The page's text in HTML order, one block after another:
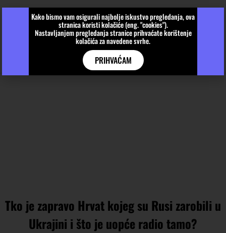
Tko je zapravo Hrvat kojeg su Rusi zarobili u
Ukrajini i što je uopće radio tamo?
Kako bismo vam osigurali najbolje iskustvo pregledanja, ova
stranica koristi kolačiće (eng. "cookies").
Nastavljanjem pregledanja stranice prihvaćate korištenje
kolačića za navedene svrhe.
PRIHVAĆAM